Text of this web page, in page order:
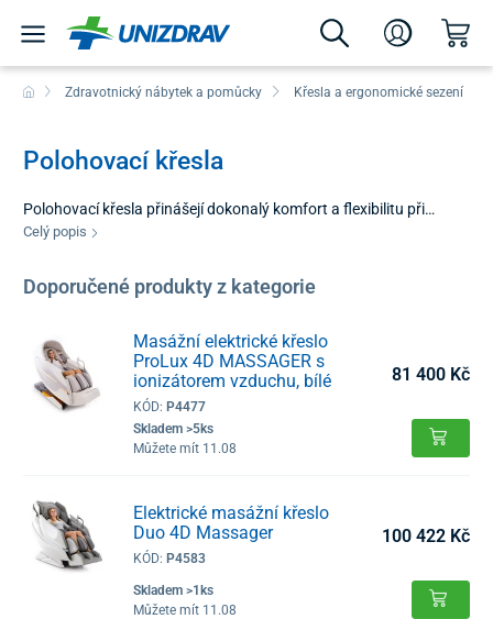
Zdravotnický nábytek a pomůcky Křesla a ergonomické sezení
Polohovací křesla
Polohovací křesla přinášejí dokonalý komfort a flexibilitu při
relaxaci přímo u vás doma. V naší nabídce najdete klasické
vstávání a poskytují podporu při každodenních činnostech.
Všechna naše křesla jsou stabilní, bezpečná a
soběstačnost uživatele. Jejch nastavitelná opěrka a podnožka
umožňují dosáhnout ideální polohu pro odpočinek,
regeneraci nebo chvíle odpočinku.
Polohovací křesla jsou ideální pro všechny, kteří chtějí
kombinovat pohodlí, praktičnost a zdravý relax v domácím
Celý popis
Doporučené produkty z kategorie
Masážní elektrické křeslo
ProLux 4D MASSAGER s
ionizátorem vzduchu, bílé
KÓD: P4477
Skladem >5ks
Můžete mít 11.08
81 400 Kč
Elektrické masážní křeslo
Duo 4D Massager
KÓD: P4583
Skladem >1ks
Můžete mít 11.08
100 422 Kč